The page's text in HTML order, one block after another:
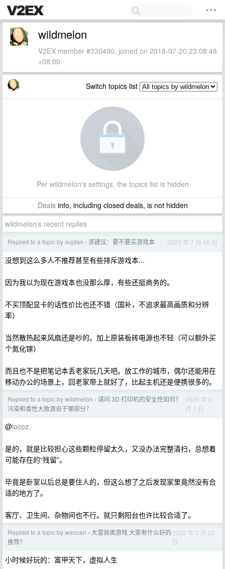
wildmelon
V2EX member #330490, joined on 2018-07-20 23:08:48
+08:00
Switch topics list
Per wildmelon's settings, the topics list is hidden
Dealsinfo, including closed deals, is not hidden
wildmelon's recent replies
Replied to a topic by xujdan › 求建议：要不要买游戏本 2025 年 7 月 16 日
没想到这么多人不推荐甚至有些排斥游戏本...
因为我以为现在游戏本也没那么厚，有些还挺商务的。
不买顶配显卡的话性价比也还不错（国补，不追求最高画质和分辨
率）
当然散热起来风扇还是吵的。加上原装板砖电源也不轻（可以额外买
个氮化镓）
而且也不是把笔记本丢老家玩几天吧。放工作的城市，偶尔还能用在
移动办公的场景上，回老家带上就好了，比起主机还是便携很多的。
Replied to a topic by wildmelon › 请问 3D 打印机的安全性如何？
污染和毒性大致源自于哪部分？
2025 年 6
月 1 日
@locoz
是的，就是比较担心这些颗粒停留太久，又没办法完整清扫，总想着
可能存在的“残留”。
毕竟是卧室以后总是要住人的，但这么想了之后发现家里竟然没有合
适的地方了。
客厅、卫生间、杂物间也不行。就只剩阳台也许比较合适了。
Replied to a topic by wencan › 大富翁类游戏 大家有什么好的
推荐？
2025 年 3 月 22
日
小时候好玩的：富甲天下，虚拟人生